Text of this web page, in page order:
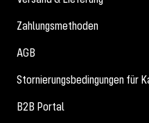
Zahlungsmethoden
AGB
Stornierungsbedingungen für
B2B Portal